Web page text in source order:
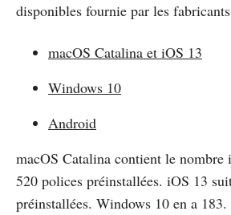
disponibles fournie par les
macOS Catalina et iOS 13
Windows 10
Android
macOS Catalina contient le nombre
520 polices préinstallées. iOS 13
préinstallées. Windows 10 en a